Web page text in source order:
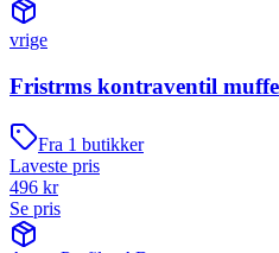
vrige
Fristrms kontraventil
Fra 1 butikker
Laveste pris
496 kr
Se pris